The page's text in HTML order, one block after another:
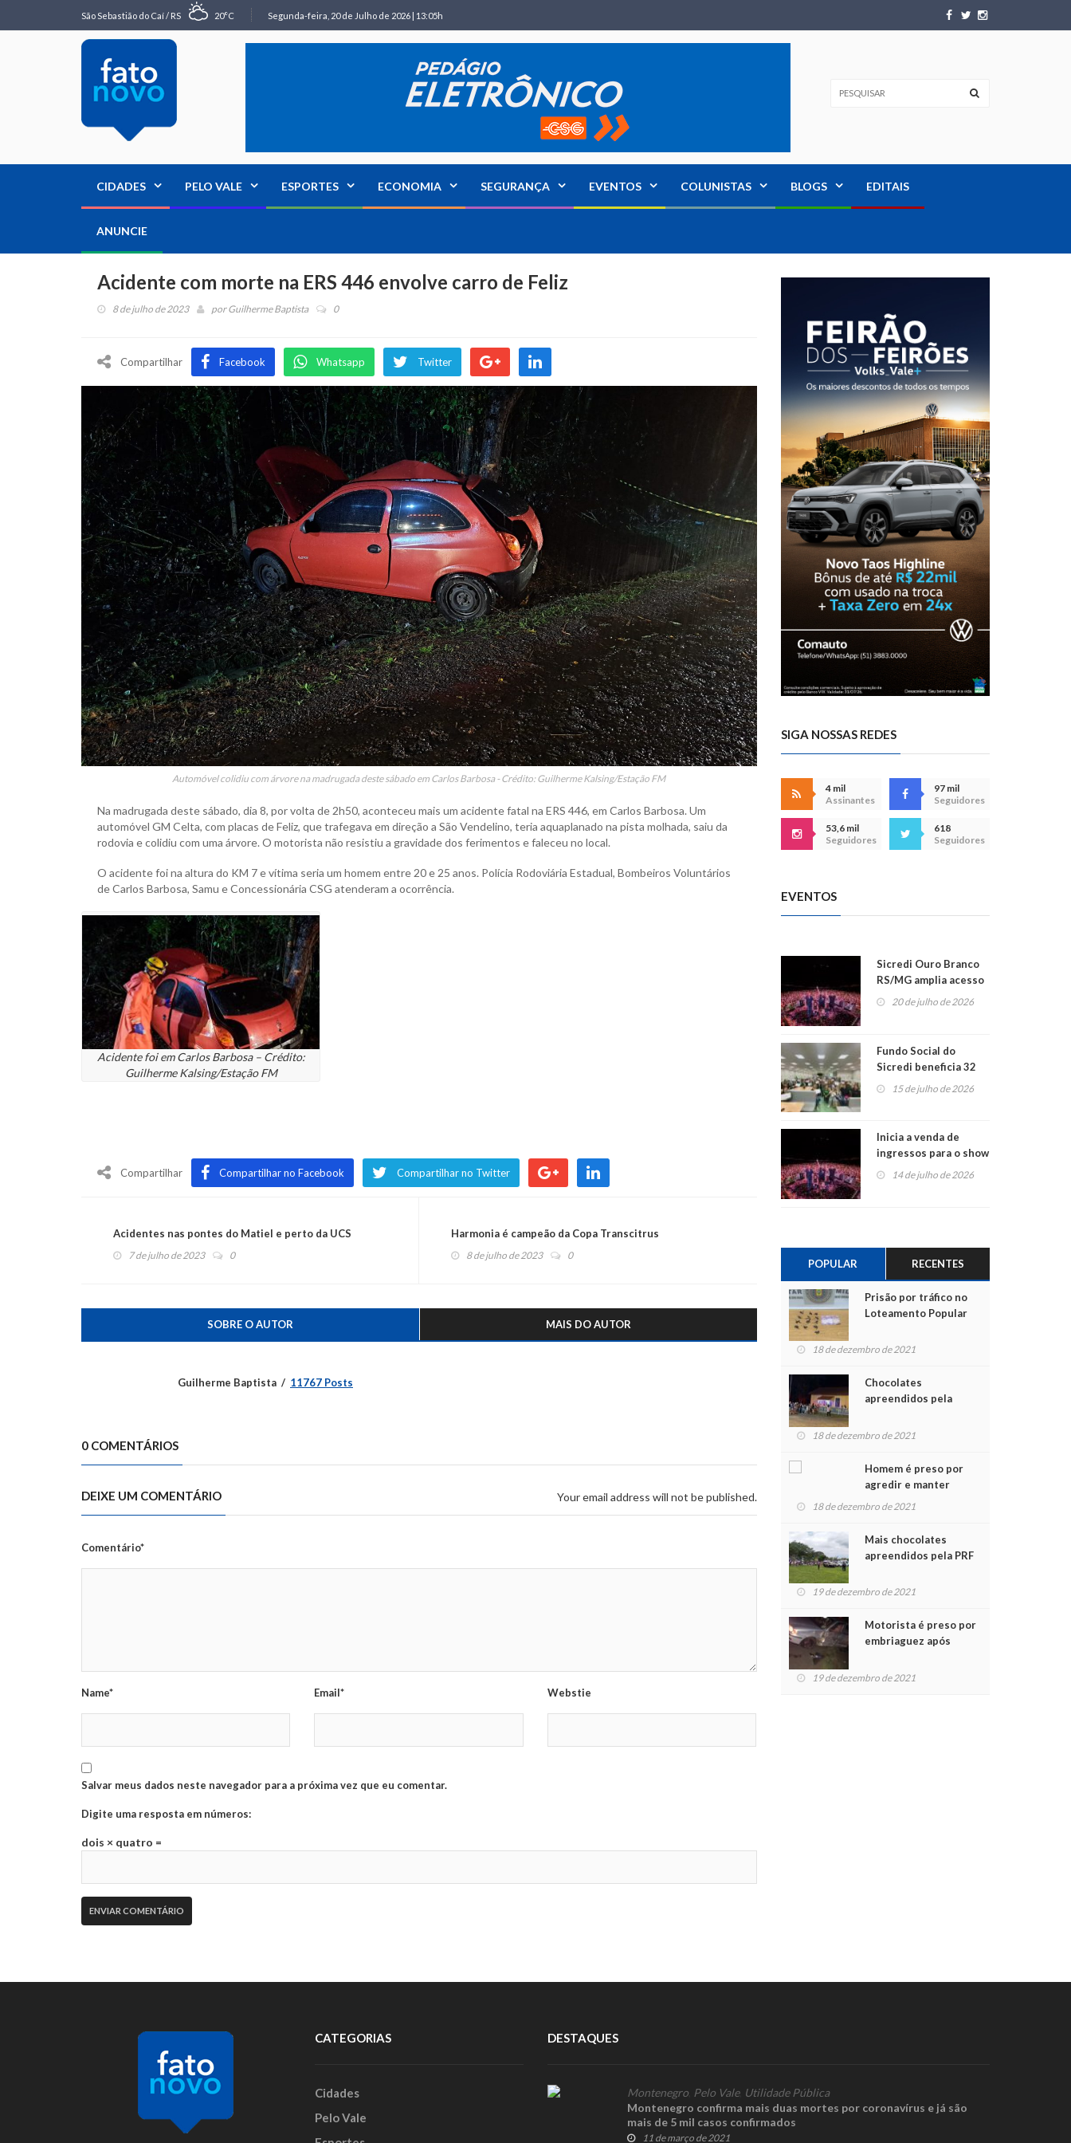
São Sebastião do Caí / RS 20°C Segunda-feira, 20 de Julho de 2026 | 13:05h
CIDADES PELO VALE ESPORTES ECONOMIA SEGURANÇA EVENTOS COLUNISTAS BLOGS EDITAIS
ANUNCIE
Acidente com morte na ERS 446 envolve carro de Feliz
8 de julho de 2023 porGuilherme Baptista 0
Compartilhar Facebook Whatsapp Twitter
Automóvel colidiu com árvore na madrugada deste sábado em Carlos Barbosa - Crédito: Guilherme Kalsing/Estação FM
Na madrugada deste sábado, dia 8, por volta de 2h50, aconteceu mais um acidente fatal na ERS 446, em Carlos Barbosa. Um
automóvel GM Celta, com placas de Feliz, que trafegava em direção a São Vendelino, teria aquaplanado na pista molhada, saiu da
rodovia e colidiu com uma árvore. O motorista não resistiu a gravidade dos ferimentos e faleceu no local.
O acidente foi na altura do KM 7 e vítima seria um homem entre 20 e 25 anos. Polícia Rodoviária Estadual, Bombeiros Voluntários
de Carlos Barbosa, Samu e Concessionária CSG atenderam a ocorrência.
Acidente foi em Carlos Barbosa – Crédito:
Guilherme Kalsing/Estação FM
Compartilhar Compartilhar no Facebook Compartilhar no Twitter
Acidentes nas pontes do Matiel e perto da UCS
7 de julho de 2023 0
Harmonia é campeão da Copa Transcitrus
8 de julho de 2023 0
SOBRE O AUTOR MAIS DO AUTOR
Guilherme Baptista 11767 Posts
0 COMENTÁRIOS
DEIXE UM COMENTÁRIO Your email address will not be published.
Comentário*
Name* Email* Webstie
Salvar meus dados neste navegador para a próxima vez que eu comentar.
Digite uma resposta em números:
dois × quatro =
SIGA NOSSAS REDES
4 mil
Assinantes
97 mil
Seguidores
53,6 mil
Seguidores
618
Seguidores
EVENTOS
Sicredi Ouro Branco
RS/MG amplia acesso
ao show dos 45 anos
20 de julho de 2026
Fundo Social do
Sicredi beneficia 32
projetos em
Montenegro
15 de julho de 2026
Inicia a venda de
ingressos para o show
do Jota Quest nos 45
14 de julho de 2026
POPULAR RECENTES
Prisão por tráfico no
Loteamento Popular
18 de dezembro de 2021
Chocolates
apreendidos pela
para crianças na
18 de dezembro de 2021
Homem é preso por
agredir e manter
mulher em cárcere
18 de dezembro de 2021
Mais chocolates
apreendidos pela PRF
crianças no Natal
19 de dezembro de 2021
Motorista é preso por
embriaguez após
feridos
19 de dezembro de 2021
CATEGORIAS
Cidades
Pelo Vale
DESTAQUES
Montenegro Pelo Vale, Utilidade Pública
Montenegro confirma mais duas mortes por coronavírus e já são
mais de 5 mil casos confirmados
11 de março de 2021